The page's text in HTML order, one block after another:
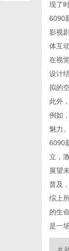
现了
6090
影视
体互
在视
设计
拟的
此外
例如
魅力。
6090
立，
展望
普及
综上
的生
是一